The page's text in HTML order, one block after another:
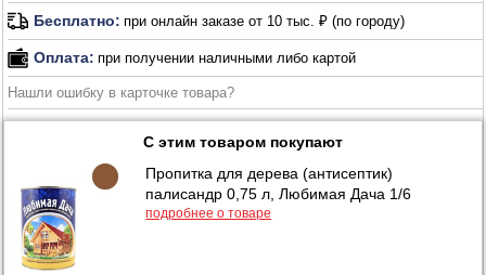
Бесплатно: при онлайн заказе от 10 тыс. ₽ (по городу)
Оплата: при получении наличными либо картой
Нашли ошибку в карточке товара?
С этим товаром покупают
Пропитка для дерева (антисептик)
палисандр 0,75 л, Любимая Дача 1/6
подробнее о товаре